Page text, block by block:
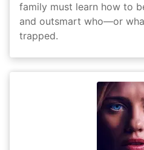
family must learn how to
and outsmart who—or
trapped.